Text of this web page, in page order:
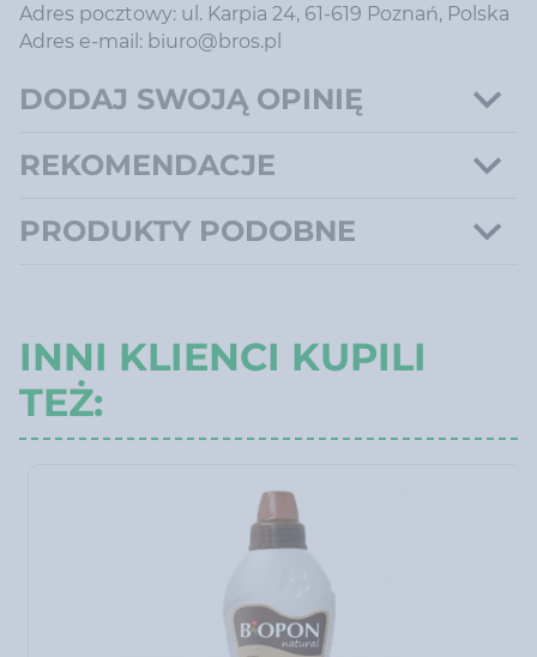
Adres pocztowy: ul. Karpia 24, 61-619 Poznań, Polska
Adres e-mail: biuro@bros.pl
DODAJ SWOJĄ OPINIĘ
REKOMENDACJE
PRODUKTY PODOBNE
INNI KLIENCI KUPILI
TEŻ: